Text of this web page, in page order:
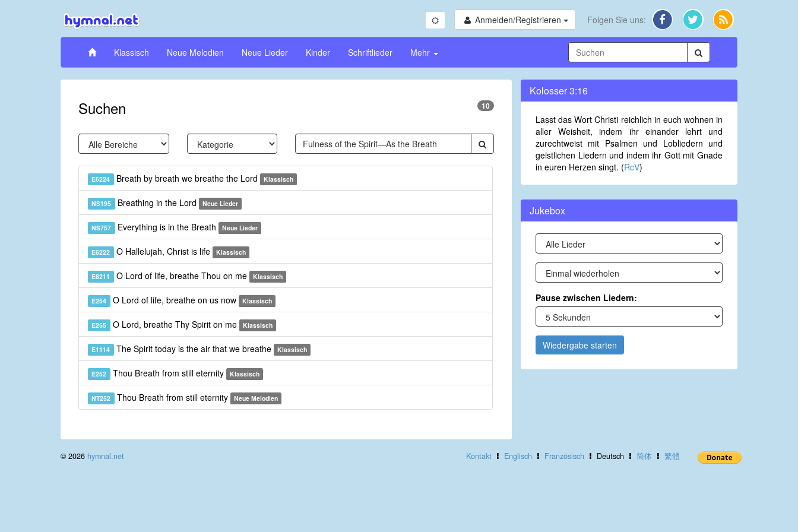
Anmelden/Registrieren Folgen Sie uns:
Klassisch Neue Melodien Neue Lieder Kinder Schriftlieder Mehr
Suchen 10
E6224 Breath by breath we breathe the Lord Klassisch
NS195 Breathing in the Lord Neue Lieder
NS757 Everything is in the Breath Neue Lieder
E6222 O Hallelujah, Christ is life Klassisch
E8211 O Lord of life, breathe Thou on me Klassisch
E254 O Lord of life, breathe on us now Klassisch
E255 O Lord, breathe Thy Spirit on me Klassisch
E1114 The Spirit today is the air that we breathe Klassisch
E252 Thou Breath from still eternity Klassisch
NT252 Thou Breath from still eternity Neue Melodien
Kolosser 3:16
Lasst das Wort Christi reichlich in euch wohnen in
aller Weisheit, indem ihr einander lehrt und
zurechtweist mit Psalmen und Lobliedern und
geistlichen Liedern und indem ihr Gott mit Gnade
in euren Herzen singt. (RcV)
Jukebox
Pause zwischen Liedern:
Wiedergabe starten
Kontakt Englisch Französisch Deutsch 简体 繁體
© 2026 hymnal.net